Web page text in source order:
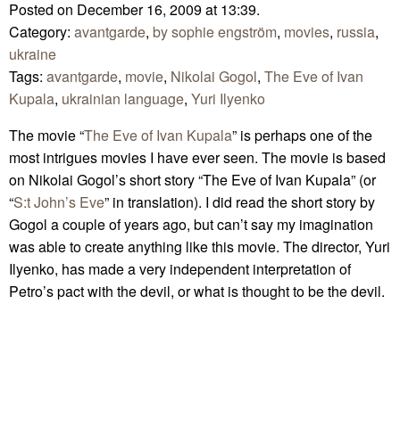
Posted on December 16, 2009 at 13:39.
Category: avantgarde, by sophie engström, movies, russia,
ukraine
Tags: avantgarde, movie, Nikolai Gogol, The Eve of Ivan
Kupala, ukrainian language, Yuri Ilyenko
The movie “The Eve of Ivan Kupala” is perhaps one of the
most intrigues movies I have ever seen. The movie is based
on Nikolai Gogol’s short story “The Eve of Ivan Kupala” (or
“S:t John’s Eve” in translation). I did read the short story by
Gogol a couple of years ago, but can’t say my imagination
was able to create anything like this movie. The director, Yuri
Ilyenko, has made a very independent interpretation of
Petro’s pact with the devil, or what is thought to be the devil.